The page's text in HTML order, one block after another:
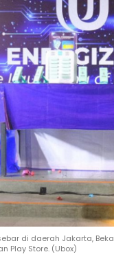
di daerah Jakarta,
Play Store. (Ubox)